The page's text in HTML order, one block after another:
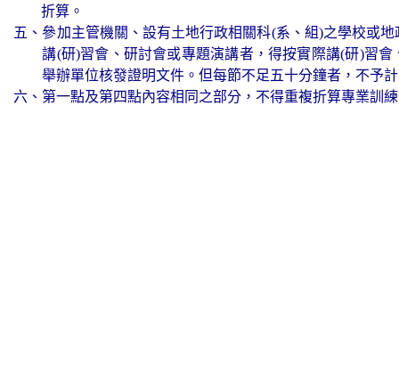
折算。
五、參加主管機關、設有土地行政相關科(系、組)之學校或
講(研)習會、研討會或專題演講者，得按實際講(研)習
舉辦單位核發證明文件。但每節不足五十分鐘者，不予
六、第一點及第四點內容相同之部分，不得重複折算專業訓